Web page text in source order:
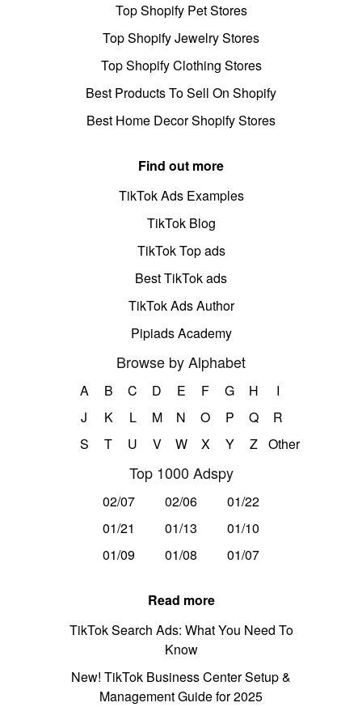
Top Shopify Pet Stores
Top Shopify Jewelry Stores
Top Shopify Clothing Stores
Best Products To Sell On Shopify
Best Home Decor Shopify Stores
Find out more
TikTok Ads Examples
TikTok Blog
TikTok Top ads
Best TikTok ads
TikTok Ads Author
Pipiads Academy
Browse by Alphabet
A B C D E F G H
I
J
K L M N O P Q
R
S
T U V W X Y Z Other
Top 1000 Adspy
02/07 02/06
01/22
01/21
01/13
01/10
01/09
01/08 01/07
Read more
TikTok Search Ads: What You Need To
Know
New! TikTok Business Center Setup &
Management Guide for 2025